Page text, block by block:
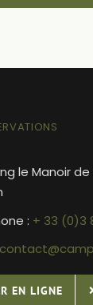
le Manoir de
: + 33 (0)3
EN LIGNE